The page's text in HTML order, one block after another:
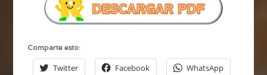
Comparte esto:
Twitter Facebook WhatsApp